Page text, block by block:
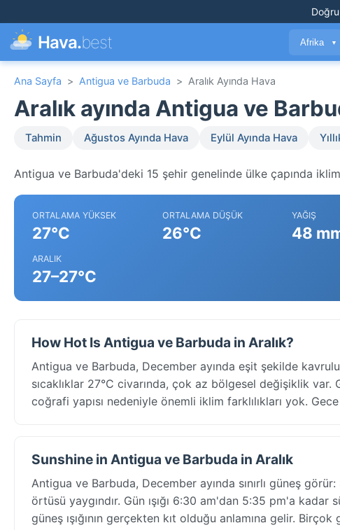
Hava.best Afrika ▼
Ana Sayfa > Antigua ve Barbuda > Aralık Ayında Hava
Aralık ayında Antigua ve
Tahmin Ağustos Ayında Hava Eylül Ayında Hava
Antigua ve Barbuda'deki 15 şehir genelinde ülke çapında
ORTALAMA YÜKSEK
27°C
ORTALAMA DÜŞÜK
26°C
YAĞIŞ
48
ARALIK
27–27°C
How Hot Is Antigua ve Barbuda in Aralık?
Antigua ve Barbuda, December ayında eşit şekilde
sıcaklıklar 27°C civarında, çok az bölgesel değişiklik
coğrafi yapısı nedeniyle önemli iklim farklılıkları yok.
Sunshine in Antigua ve Barbuda in Aralık
Antigua ve Barbuda, December ayında sınırlı güneş
örtüsü yaygındır. Gün ışığı 6:30 am'dan 5:35 pm'a
güneş ışığının gerçekten kıt olduğu anlamına gelir.